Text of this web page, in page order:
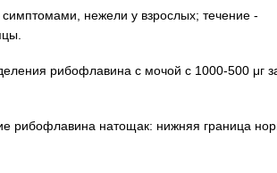
нежели у взрослых; течение -
рибофлавина с мочой с 1000-500 μг
рибофлавина натощак: нижняя граница